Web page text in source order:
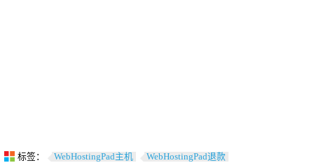
标签： WebHostingPad主机 WebHostingPad退款